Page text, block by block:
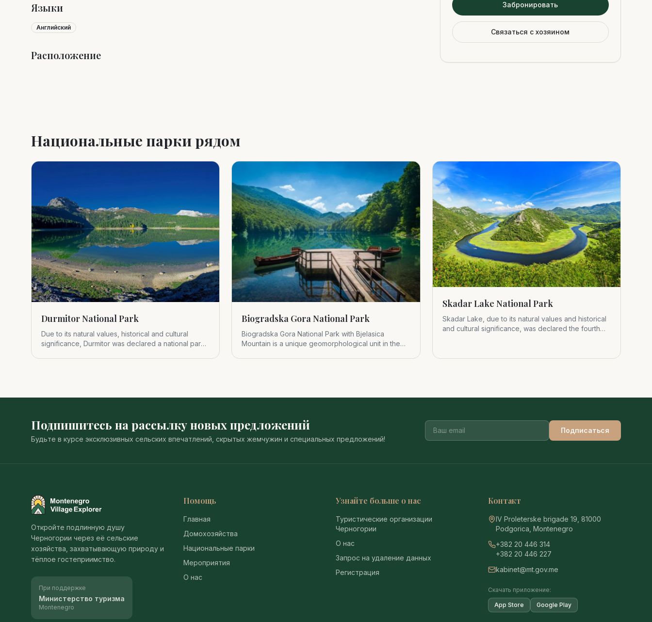
Языки
Английский
Расположение
Забронировать
Связаться с хозяином
Национальные парки рядом
Durmitor National Park
Due to its natural values, historical and cultural
significance, Durmitor was declared a national park
Biogradska Gora National Park
Biogradska Gora National Park with Bjelasica
Mountain is a unique geomorphological unit in the
Skadar Lake National Park
Skadar Lake, due to its natural values and historical
and cultural significance, was declared the fourth
Подпишитесь на рассылку новых предложений
Будьте в курсе эксклюзивных сельских впечатлений, скрытых жемчужин и специальных предложений!
Подписаться
Montenegro Village Explorer
Откройте подлинную душу
Черногории через её сельские
хозяйства, захватывающую природу и
тёплое гостеприимство.
При поддержке
Министерство туризма
Montenegro
Помощь
Главная
Домохозяйства
Национальные парки
Мероприятия
О нас
Узнайте больше о нас
Туристические организации
Черногории
О нас
Запрос на удаление данных
Регистрация
Контакт
IV Proleterske brigade 19, 81000
Podgorica, Montenegro
+382 20 446 314
+382 20 446 227
kabinet@mt.gov.me
Скачать приложение:
App Store Google Play